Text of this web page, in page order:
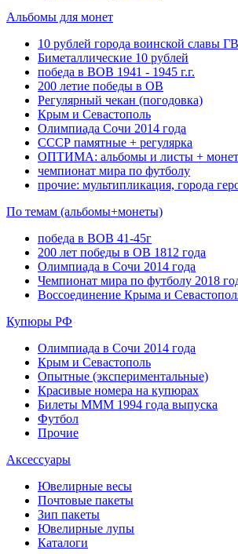
Альбомы для монет
10 рублей города воинской славы
Биметаллические 10 рублей
победа в ВОВ 1941 - 1945 г.г.
200 летие победы в ОВ
Регулярный чекан (погодовка)
Крым и Севастополь
Олимпиада Сочи 2014 года
СССР памятные + регулярка
ОПТИМА: альбомы и листы +
чемпионат мира по футболу
прочие: мультипликация, города
По темам (альбомы+монеты)
победа в ВОВ 41-45г
200 лет победы в ОВ 1812 года
Олимпиада в Сочи 2014 года
Чемпионат мира по футболу 2018
Воссоединение Крыма и
Купюры РФ
Олимпиада в Сочи 2014 года
Крым и Севастополь
Опытные (экспериментальные)
Красивые номера на купюрах
Билеты МММ 1994 года выпуска
Футбол
Прочие
Аксессуары
Ювелирные весы
Почтовые пакеты
Зип пакеты
Ювелирные лупы
Каталоги